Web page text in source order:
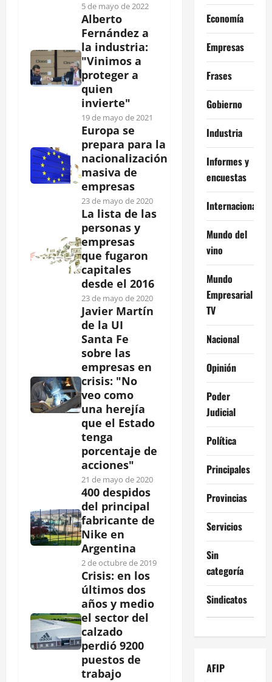
5 de mayo de 2022
Alberto
Fernández a
la industria:
"Vinimos a
proteger a
quien
invierte"
19 de mayo de 2021
Europa se
prepara para la
nacionalización
masiva de
empresas
23 de mayo de 2020
La lista de las
personas y
empresas
que fugaron
capitales
desde el 2016
23 de mayo de 2020
Javier Martín
de la UI
Santa Fe
sobre las
empresas en
crisis: "No
veo como
una herejía
que el Estado
tenga
porcentaje de
acciones"
21 de mayo de 2020
400 despidos
del principal
fabricante de
Nike en
Argentina
2 de octubre de 2019
Crisis: en los
últimos dos
años y medio
el sector del
calzado
perdió 9200
puestos de
trabajo
Economía
Empresas
Frases
Gobierno
Industria
Informes y
encuestas
Internacional
Mundo del
vino
Mundo
Empresarial
TV
Nacional
Opinión
Poder
Judicial
Política
Principales
Provincias
Servicios
Sin
categoría
Sindicatos
AFIP